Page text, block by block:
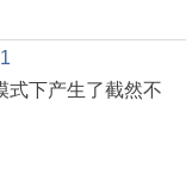
式下产生了截然不